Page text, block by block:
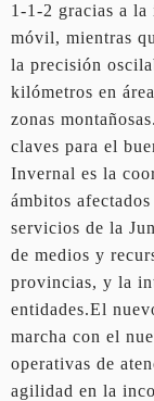
1-1-2 gracias a
móvil, mientras
la precisión
kilómetros en
zonas montañosas.
claves para el
Invernal es la
ámbitos
servicios de la
de medios y
provincias, y la
entidades.El
marcha con el
operativas de
agilidad en la